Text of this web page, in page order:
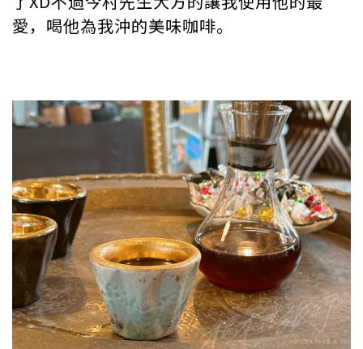
愛，喝他為我沖的美味咖啡。